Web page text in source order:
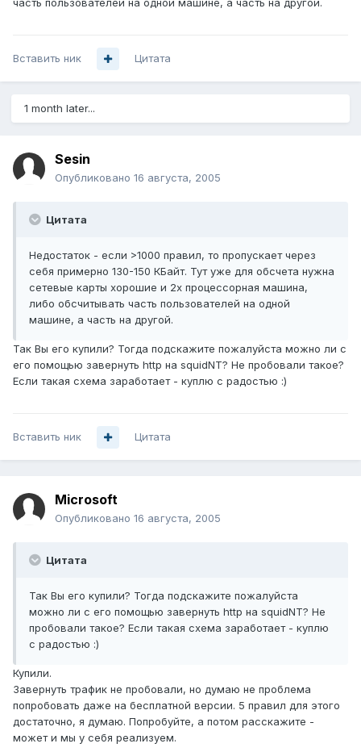
часть пользователей на одной машине, а часть на другой.
Вставить ник Цитата
1 month later...
Sesin
Опубликовано 16 августа, 2005
Цитата
Недостаток - если >1000 правил, то пропускает через
себя примерно 130-150 КБайт. Тут уже для обсчета нужна
сетевые карты хорошие и 2х процессорная машина,
либо обсчитывать часть пользователей на одной
машине, а часть на другой.
Так Вы его купили? Тогда подскажите пожалуйста можно ли с
его помощью завернуть http на squidNT? Не пробовали такое?
Если такая схема заработает - куплю с радостью :)
Вставить ник Цитата
Microsoft
Опубликовано 16 августа, 2005
Цитата
Так Вы его купили? Тогда подскажите пожалуйста
можно ли с его помощью завернуть http на squidNT? Не
пробовали такое? Если такая схема заработает - куплю
с радостью :)
Купили.
Завернуть трафик не пробовали, но думаю не проблема
попробовать даже на бесплатной версии. 5 правил для этого
достаточно, я думаю. Попробуйте, а потом расскажите -
может и мы у себя реализуем.